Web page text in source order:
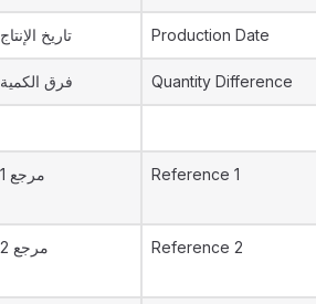
تاريخ الإنتاج Production Date
فرق الكمية Quantity Difference
مرجع 1 Reference 1
مرجع 2 Reference 2